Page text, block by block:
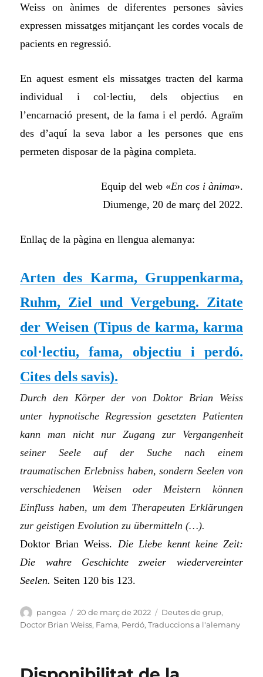
Weiss on ànimes de diferentes persones sàvies
expressen missatges mitjançant les cordes vocals de
pacients en regressió.
En aquestesment els missatges tracten del karma
individual i col·lectiu, dels objectius en
l’encarnació present, de la fama i el perdó. Agraïm
des d’aquí la seva labor a les persones que ens
permeten disposar de la pàgina completa.
Equip del web «En cos i ànima».
Diumenge, 20 de març del 2022.
Enllaç de la pàgina en llengua alemanya:
Arten des Karma, Gruppenkarma,
Ruhm, Ziel und Vergebung. Zitate
der Weisen (Tipus de karma, karma
col·lectiu, fama, objectiu i perdó.
Cites dels savis).
Durch den Körper der von Doktor Brian Weiss
unter hypnotische Regression gesetzten Patienten
kann man nicht nur Zugang zur Vergangenheit
seiner Seele auf der Suche nach einem
traumatischen Erlebniss haben, sondern Seelen von
verschiedenen Weisen oder Meistern können
Einfluss haben, um dem Therapeuten Erklärungen
zur geistigen Evolution zu übermitteln (…).
Doktor Brian Weiss. Die Liebe kennt keine Zeit:
Die wahre Geschichte zweier wiedervereinter
Seelen. Seiten 120 bis 123.
Autor
pangea
Publicat
el
20 de març de 2022 Categories
Deutes de grup,
Doctor Brian Weiss, Fama, Perdó,Traduccions a l'alemany